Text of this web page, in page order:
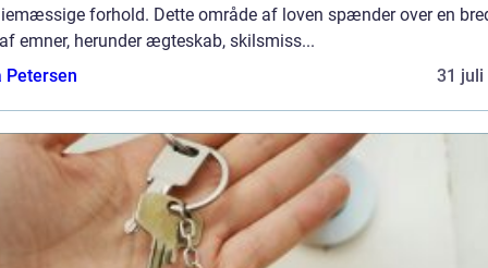
forhold. Dette område af loven spænder over en
emner, herunder ægteskab, skilsmiss...
Petersen
31 juli